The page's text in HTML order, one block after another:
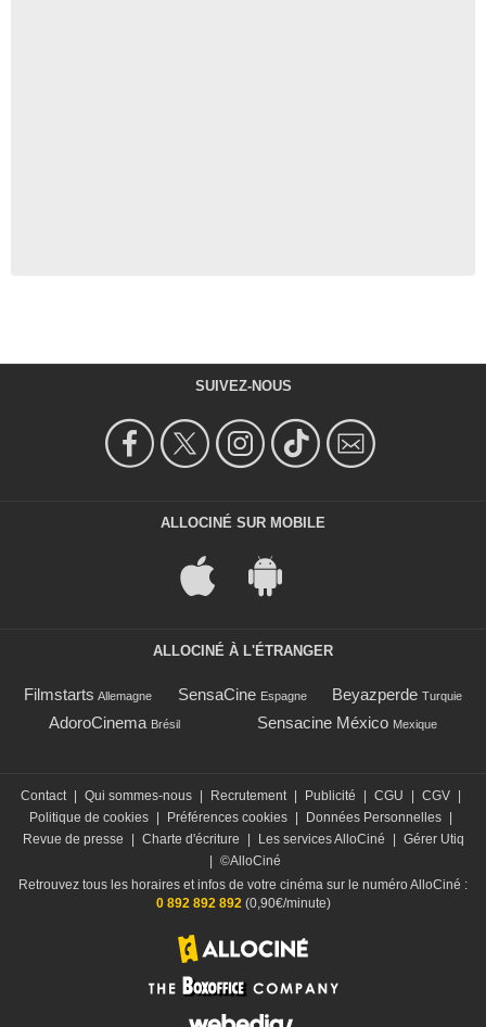
SUIVEZ-NOUS
ALLOCINÉ SUR MOBILE
ALLOCINÉ À L'ÉTRANGER
Filmstarts Allemagne SensaCine Espagne Beyazperde Turquie
AdoroCinema Brésil Sensacine México Mexique
Contact | Qui sommes-nous | Recrutement | Publicité | CGU | CGV |
Politique de cookies | Préférences cookies | Données Personnelles |
Revue de presse
| Charte d'écriture | Les services AlloCiné | Gérer Utiq
| ©AlloCiné
Retrouvez tous les horaires et infos de votre cinéma sur le numéro AlloCiné :
0 892 892 892 (0,90€/minute)